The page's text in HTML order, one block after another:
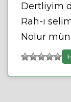
Dertliyim
Rah-ı
Nolur